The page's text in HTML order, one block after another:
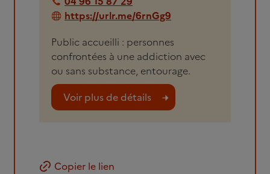
https://urlr.me/6rnGg9
Public accueilli : personnes
confrontées à une addiction avec
ou sans substance, entourage.
Voir plus de détails
Copier le lien